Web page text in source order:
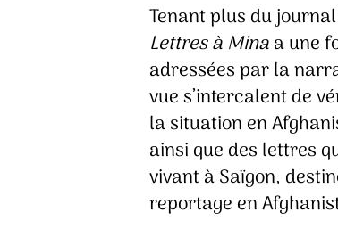
Tenant plus du
Lettres à Minaa une
adressées par la
vue s’intercalent de
la situation en
ainsi que des lettres
vivant à Saïgon,
reportage en